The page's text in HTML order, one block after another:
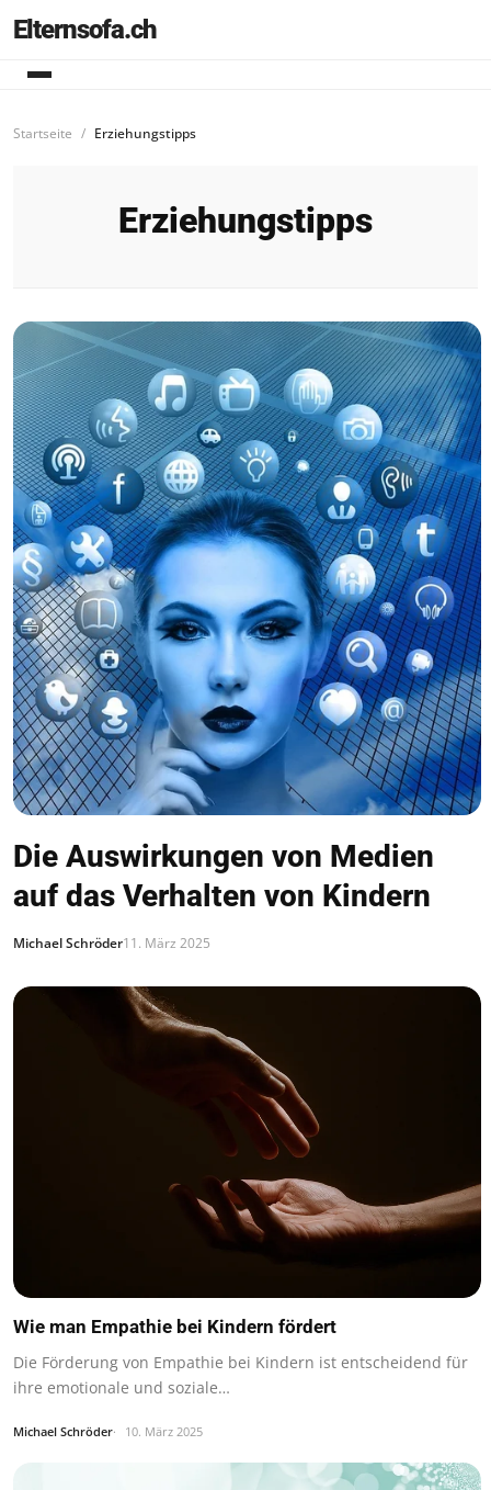
Elternsofa.ch
Startseite Erziehungstipps
Erziehungstipps
Die Auswirkungen von Medien
auf das Verhalten von Kindern
Michael Schröder11. März 2025
Wie man Empathie bei Kindern fördert
Die Förderung von Empathie bei Kindern ist entscheidend für
ihre emotionale und soziale…
Michael Schröder 10. März 2025